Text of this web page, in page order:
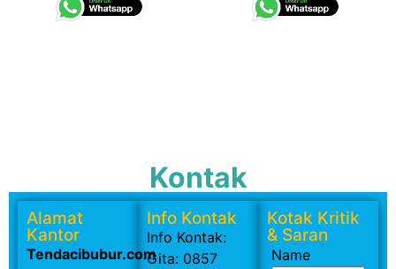
Kontak
Alamat
Kantor
Tendacibubur.com
Info Kontak
Info Kontak:
Gita: 0857
Kotak Kritik
& Saran
Name